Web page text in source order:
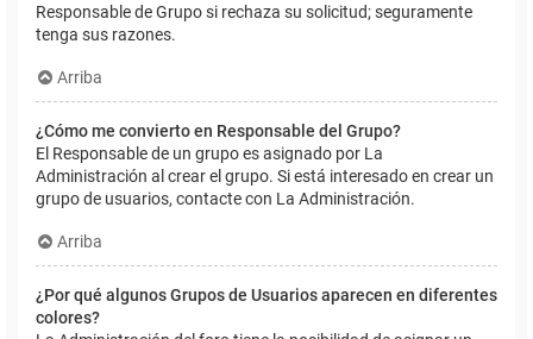
Responsable de Grupo si rechaza su solicitud; seguramente
tenga sus razones.
Arriba
¿Cómo me convierto en Responsable del Grupo?
El Responsable de un grupo es asignado por La
Administración al crear el grupo. Si está interesado en crear un
grupo de usuarios, contacte con La Administración.
Arriba
¿Por qué algunos Grupos de Usuarios aparecen en diferentes
colores?